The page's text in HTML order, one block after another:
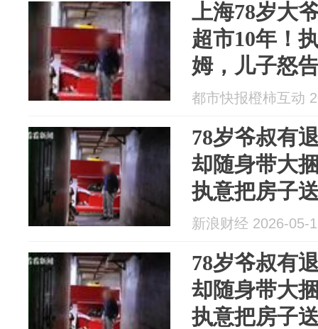
上海78岁大
超市10年！
姆，儿子怒
都市快报橙柿互动
78岁爷叔有
却随身带大
执意把房子
亲爹
新浪财经 2026-05-
78岁爷叔有
却随身带大
执意把房子